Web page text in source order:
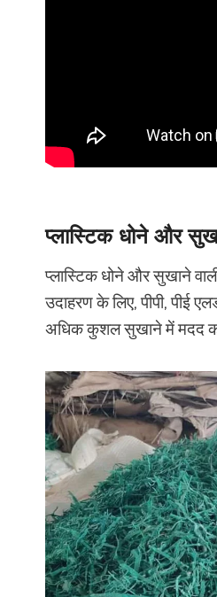
प्लास्टिक धोने और
प्लास्टिक धोने और सुखाने
उदाहरण के लिए, पीपी, पीई
अधिक कुशल सुखाने में मदद